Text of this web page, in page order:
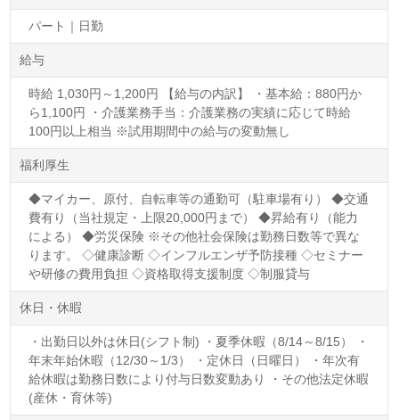
パート｜日勤
給与
時給 1,030円～1,200円 【給与の内訳】 ・基本給：880円か
ら1,100円 ・介護業務手当：介護業務の実績に応じて時給
100円以上相当 ※試用期間中の給与の変動無し
福利厚生
◆マイカー、原付、自転車等の通勤可（駐車場有り） ◆交通
費有り（当社規定・上限20,000円まで） ◆昇給有り（能力
による） ◆労災保険 ※その他社会保険は勤務日数等で異な
ります。 ◇健康診断 ◇インフルエンザ予防接種 ◇セミナー
や研修の費用負担 ◇資格取得支援制度 ◇制服貸与
休日・休暇
・出勤日以外は休日(シフト制) ・夏季休暇（8/14～8/15） ・
年末年始休暇（12/30～1/3） ・定休日（日曜日） ・年次有
給休暇は勤務日数により付与日数変動あり ・その他法定休暇
(産休・育休等)